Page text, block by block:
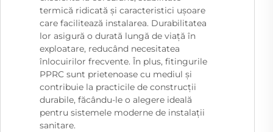
termică ridicată și caracteristici ușoare
care facilitează instalarea. Durabilitatea
lor asigură o durată lungă de viață în
exploatare, reducând necesitatea
înlocuirilor frecvente. În plus, fitingurile
PPRC sunt prietenoase cu mediul și
contribuie la practicile de construcții
durabile, făcându-le o alegere ideală
pentru sistemele moderne de instalații
sanitare.